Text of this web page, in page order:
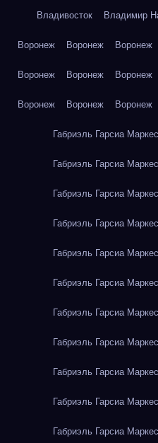
Владивосток Владимир
Воронеж Воронеж Воронеж
Воронеж Воронеж Воронеж
Воронеж Воронеж Воронеж
Габриэль Гарсиа
Габриэль Гарсиа
Габриэль Гарсиа
Габриэль Гарсиа
Габриэль Гарсиа
Габриэль Гарсиа
Габриэль Гарсиа
Габриэль Гарсиа
Габриэль Гарсиа
Габриэль Гарсиа
Габриэль Гарсиа